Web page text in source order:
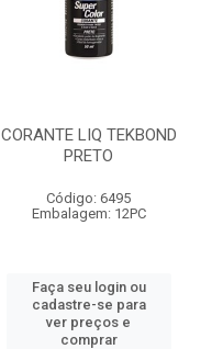
CORANTE LIQ TEKBOND
PRETO
Código: 6495
Embalagem: 12PC
Faça seu login ou
cadastre-se para
ver preços e
comprar